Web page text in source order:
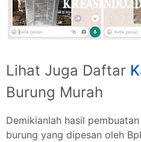
Lihat Juga Daftar
Burung Murah
Demikianlah hasil
burung yang dipesan oleh